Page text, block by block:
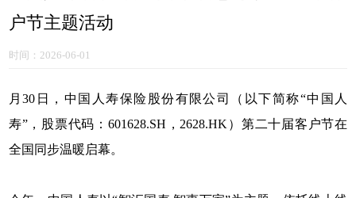
户节主题活动
时间：2026-06-01
月30日，中国人寿保险股份有限公司（以下简称“中国人
寿”，股票代码：601628.SH，2628.HK）第二十届客户节在
全国同步温暖启幕。